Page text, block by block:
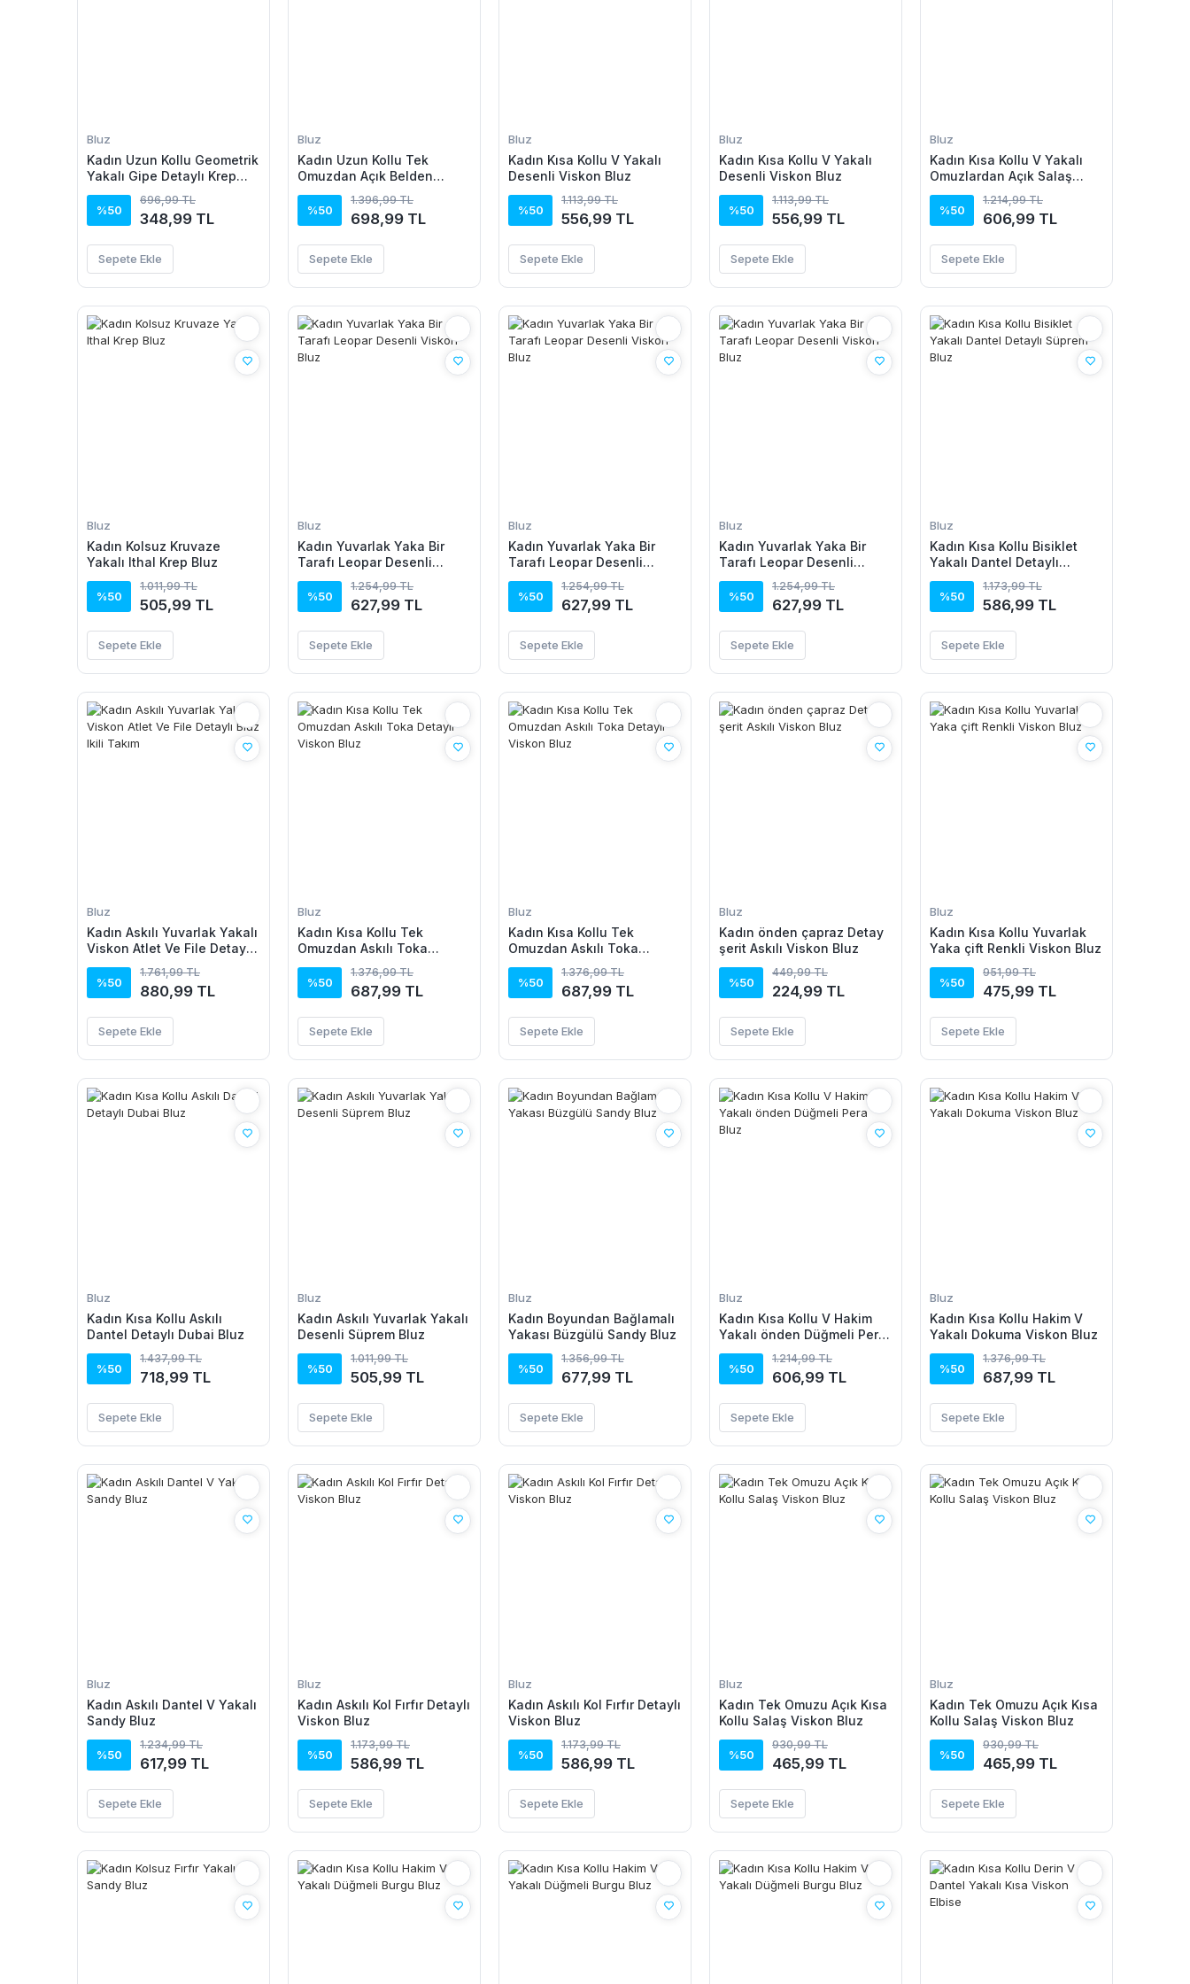
Bluz
Kadın Uzun Kollu Geometrik
Yakalı Gipe Detaylı Krep
Bluz
%50
696,99 TL
348,99 TL
Sepete Ekle
Bluz
Kadın Uzun Kollu Tek
Omuzdan Açık Belden
Dantel Detaylı Janjan Krep
Bluz
%50
1.396,99 TL
698,99 TL
Sepete Ekle
Bluz
Kadın Kısa Kollu V Yakalı
Desenli Viskon Bluz
%50
1.113,99 TL
556,99 TL
Sepete Ekle
Bluz
Kadın Kısa Kollu V Yakalı
Desenli Viskon Bluz
%50
1.113,99 TL
556,99 TL
Sepete Ekle
Bluz
Kadın Kısa Kollu V Yakalı
Omuzlardan Açık Salaş
şifon Bluz
%50
1.214,99 TL
606,99 TL
Sepete Ekle
Bluz
Kadın Kolsuz Kruvaze
Yakalı Ithal Krep Bluz
%50
1.011,99 TL
505,99 TL
Sepete Ekle
Bluz
Kadın Yuvarlak Yaka Bir
Tarafı Leopar Desenli
Viskon Bluz
%50
1.254,99 TL
627,99 TL
Sepete Ekle
Bluz
Kadın Yuvarlak Yaka Bir
Tarafı Leopar Desenli
Viskon Bluz
%50
1.254,99 TL
627,99 TL
Sepete Ekle
Bluz
Kadın Yuvarlak Yaka Bir
Tarafı Leopar Desenli
Viskon Bluz
%50
1.254,99 TL
627,99 TL
Sepete Ekle
Bluz
Kadın Kısa Kollu Bisiklet
Yakalı Dantel Detaylı
Süprem Bluz
%50
1.173,99 TL
586,99 TL
Sepete Ekle
Bluz
Kadın Askılı Yuvarlak Yakalı
Viskon Atlet Ve File Detaylı
Bluz Ikili Takım
%50
1.761,99 TL
880,99 TL
Sepete Ekle
Bluz
Kadın Kısa Kollu Tek
Omuzdan Askılı Toka
Detaylı Viskon Bluz
%50
1.376,99 TL
687,99 TL
Sepete Ekle
Bluz
Kadın Kısa Kollu Tek
Omuzdan Askılı Toka
Detaylı Viskon Bluz
%50
1.376,99 TL
687,99 TL
Sepete Ekle
Bluz
Kadın önden çapraz Detay
şerit Askılı Viskon Bluz
%50
449,99 TL
224,99 TL
Sepete Ekle
Bluz
Kadın Kısa Kollu Yuvarlak
Yaka çift Renkli Viskon Bluz
%50
951,99 TL
475,99 TL
Sepete Ekle
Bluz
Kadın Kısa Kollu Askılı
Dantel Detaylı Dubai Bluz
%50
1.437,99 TL
718,99 TL
Sepete Ekle
Bluz
Kadın Askılı Yuvarlak Yakalı
Desenli Süprem Bluz
%50
1.011,99 TL
505,99 TL
Sepete Ekle
Bluz
Kadın Boyundan Bağlamalı
Yakası Büzgülü Sandy Bluz
%50
1.356,99 TL
677,99 TL
Sepete Ekle
Bluz
Kadın Kısa Kollu V Hakim
Yakalı önden Düğmeli Pera
Bluz
%50
1.214,99 TL
606,99 TL
Sepete Ekle
Bluz
Kadın Kısa Kollu Hakim V
Yakalı Dokuma Viskon Bluz
%50
1.376,99 TL
687,99 TL
Sepete Ekle
Bluz
Kadın Askılı Dantel V Yakalı
Sandy Bluz
%50
1.234,99 TL
617,99 TL
Sepete Ekle
Bluz
Kadın Askılı Kol Fırfır Detaylı
Viskon Bluz
%50
1.173,99 TL
586,99 TL
Sepete Ekle
Bluz
Kadın Askılı Kol Fırfır Detaylı
Viskon Bluz
%50
1.173,99 TL
586,99 TL
Sepete Ekle
Bluz
Kadın Tek Omuzu Açık Kısa
Kollu Salaş Viskon Bluz
%50
930,99 TL
465,99 TL
Sepete Ekle
Bluz
Kadın Tek Omuzu Açık Kısa
Kollu Salaş Viskon Bluz
%50
930,99 TL
465,99 TL
Sepete Ekle